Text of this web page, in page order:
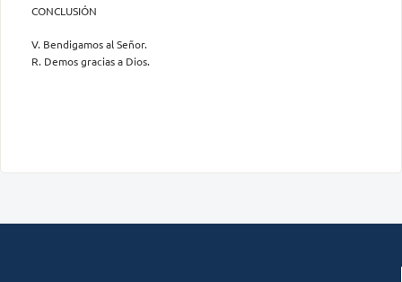
CONCLUSIÓN
V. Bendigamos al Señor.
R. Demos gracias a Dios.